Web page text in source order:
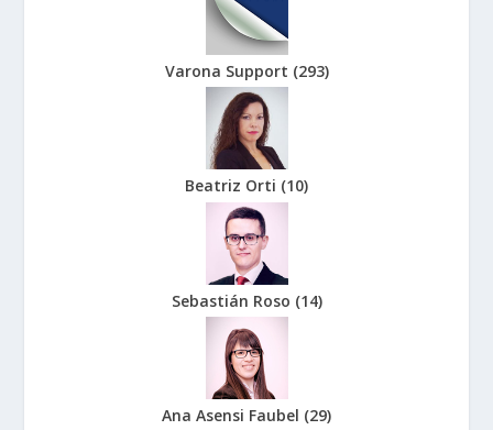
Varona Support (293)
Beatriz Orti (10)
Sebastián Roso (14)
Ana Asensi Faubel (29)